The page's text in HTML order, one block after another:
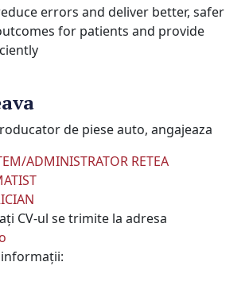
errors and deliver better, safer
for patients and provide
de piese auto, angajeaza
ADMINISTRATOR RETEA
CV-ul se trimite la adresa